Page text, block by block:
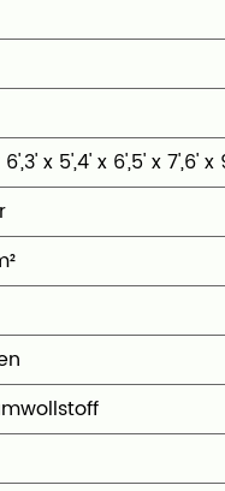
6',3' x 5',4' x 6',5' x